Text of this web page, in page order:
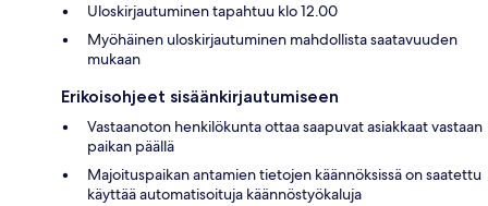
Uloskirjautuminen tapahtuu klo 12.00
Myöhäinen uloskirjautuminen mahdollista saatavuuden
mukaan
Erikoisohjeet sisäänkirjautumiseen
Vastaanoton henkilökunta ottaa saapuvat asiakkaat vastaan
paikan päällä
Majoituspaikan antamien tietojen käännöksissä on saatettu
käyttää automatisoituja käännöstyökaluja